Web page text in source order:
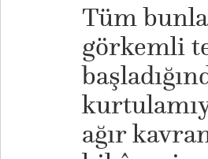
Tüm
görkemli
ağır